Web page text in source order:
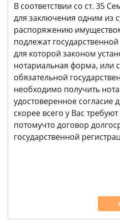
В соответствии со ст. 35
для заключения одним из
распоряжению
подлежат
для которой законом
нотариальная форма, или
обязательной
необходимо получить
удостоверенное согласие
скорее всего у Вас
потомучто договор
государственной